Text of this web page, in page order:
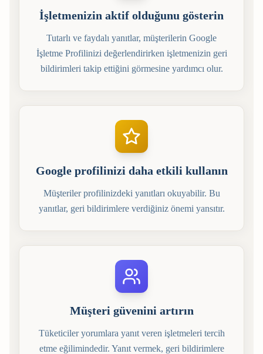
İşletmenizin aktif olduğunu gösterin
Tutarlı ve faydalı yanıtlar, müşterilerin Google
İşletme Profilinizi değerlendirirken işletmenizin geri
bildirimleri takip ettiğini görmesine yardımcı olur.
Google profilinizi daha etkili kullanın
Müşteriler profilinizdeki yanıtları okuyabilir. Bu
yanıtlar, geri bildirimlere verdiğiniz önemi yansıtır.
Müşteri güvenini artırın
Tüketiciler yorumlara yanıt veren işletmeleri tercih
etme eğilimindedir. Yanıt vermek, geri bildirimlere